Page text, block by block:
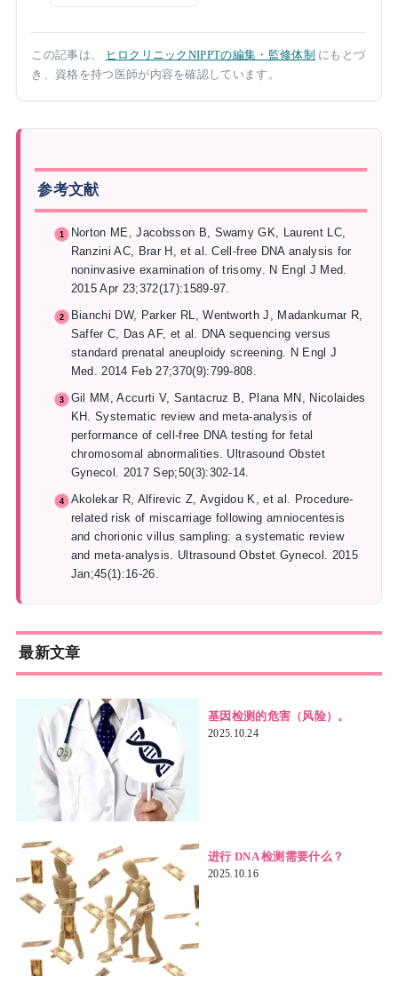
この記事は、 ヒロクリニックNIPPTの編集・監修体制 にもとづ
き、資格を持つ医師が内容を確認しています。
参考文献
Norton ME, Jacobsson B, Swamy GK, Laurent LC,
Ranzini AC, Brar H, et al. Cell-free DNA analysis for
noninvasive examination of trisomy. N Engl J Med.
2015 Apr 23;372(17):1589-97.
Bianchi DW, Parker RL, Wentworth J, Madankumar R,
Saffer C, Das AF, et al. DNA sequencing versus
standard prenatal aneuploidy screening. N Engl J
Med. 2014 Feb 27;370(9):799-808.
Gil MM, Accurti V, Santacruz B, Plana MN, Nicolaides
KH. Systematic review and meta-analysis of
performance of cell-free DNA testing for fetal
chromosomal abnormalities. Ultrasound Obstet
Gynecol. 2017 Sep;50(3):302-14.
Akolekar R, Alfirevic Z, Avgidou K, et al. Procedure-
related risk of miscarriage following amniocentesis
and chorionic villus sampling: a systematic review
and meta-analysis. Ultrasound Obstet Gynecol. 2015
Jan;45(1):16-26.
最新文章
基因检测的危害（风险）。
2025.10.24
进行 DNA 检测需要什么？
2025.10.16